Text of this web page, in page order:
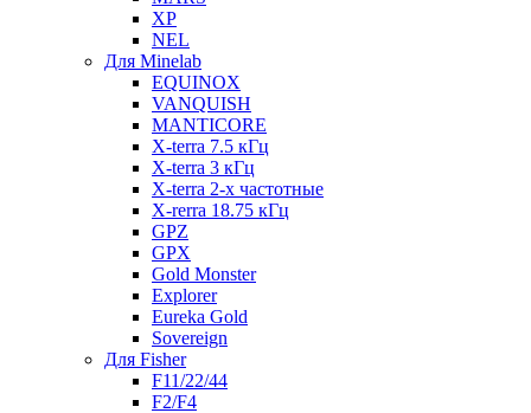
XP
NEL
Для Minelab
EQUINOX
VANQUISH
MANTICORE
X-terra 7.5 кГц
X-terra 3 кГц
X-terra 2-х частотные
X-rerra 18.75 кГц
GPZ
GPX
Gold Monster
Explorer
Eureka Gold
Sovereign
Для Fisher
F11/22/44
F2/F4